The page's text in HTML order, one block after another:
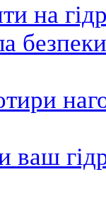
на
ваш